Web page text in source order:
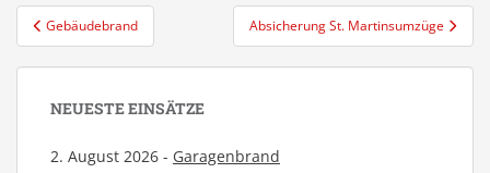
Beitragsnavigation
Gebäudebrand Absicherung St. Martinsumzüge
NEUESTE EINSÄTZE
2. August 2026 - Garagenbrand